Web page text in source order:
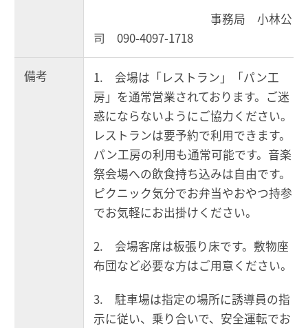
事務局 小林公
司 090-4097-1718
備考
1. 会場は「レストラン」「パン工
房」を通常営業されております。ご迷
惑にならないようにご協力ください。
レストランは要予約で利用できます。
パン工房の利用も通常可能です。音楽
祭会場への飲食持ち込みは自由です。
ピクニック気分でお弁当やおやつ持参
でお気軽にお出掛けください。
2. 会場客席は板張り床です。敷物座
布団など必要な方はご用意ください。
3. 駐車場は指定の場所に誘導員の指
示に従い、乗り合いで、安全運転でお